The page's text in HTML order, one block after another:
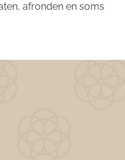
afronden en soms